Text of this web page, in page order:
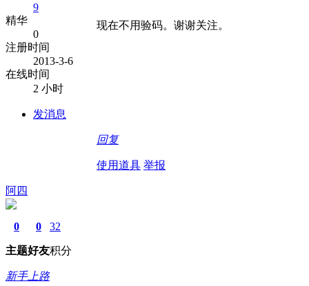
9
精华
0
注册时间
2013-3-6
在线时间
2 小时
发消息
现在不用验码。谢谢关注。
回复
使用道具 举报
阿四
0
主题
0
好友
32
积分
新手上路